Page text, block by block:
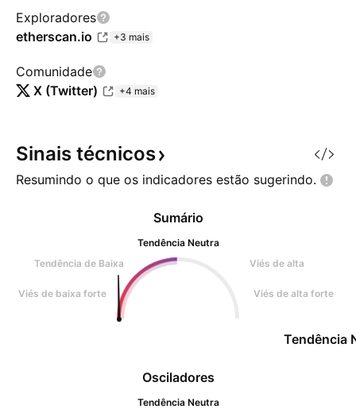
Exploradores
etherscan.io
+3 mais
Comunidade
X (Twitter)
+4 mais
Sinais técnicos
Resumindo o que os indicadores estão sugerindo.
Osciladores
Tendência Neutra
Sumário
Tendência Neutra
Tendência de Baixa
Viés de alta
Viés de baixa forte Viés de alta forte
Tendência